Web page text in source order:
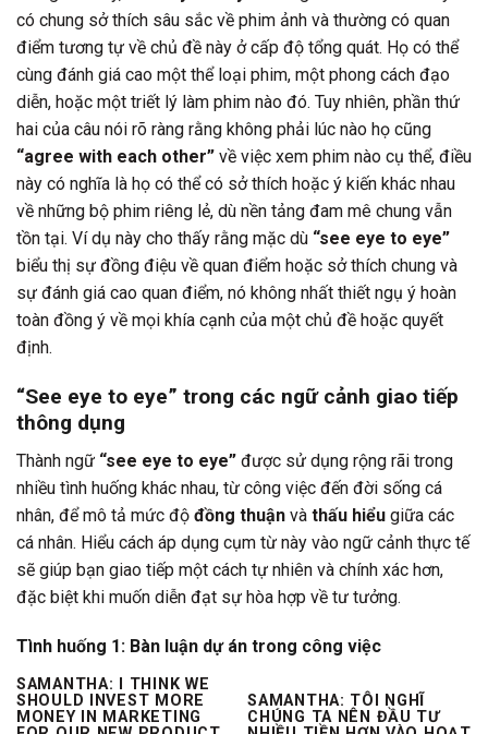
có chung sở thích sâu sắc về phim ảnh và thường có quan
điểm tương tự về chủ đề này ở cấp độ tổng quát. Họ có thể
cùng đánh giá cao một thể loại phim, một phong cách đạo
diễn, hoặc một triết lý làm phim nào đó. Tuy nhiên, phần thứ
hai của câu nói rõ ràng rằng không phải lúc nào họ cũng
“agree with each other” về việc xem phim nào cụ thể, điều
này có nghĩa là họ có thể có sở thích hoặc ý kiến khác nhau
về những bộ phim riêng lẻ, dù nền tảng đam mê chung vẫn
tồn tại. Ví dụ này cho thấy rằng mặc dù “see eye to eye”
biểu thị sự đồng điệu về quan điểm hoặc sở thích chung và
sự đánh giá cao quan điểm, nó không nhất thiết ngụ ý hoàn
toàn đồng ý về mọi khía cạnh của một chủ đề hoặc quyết
định.
“See eye to eye” trong các ngữ cảnh giao tiếp
thông dụng
Thành ngữ “see eye to eye” được sử dụng rộng rãi trong
nhiều tình huống khác nhau, từ công việc đến đời sống cá
nhân, để mô tả mức độ đồng thuận và thấu hiểu giữa các
cá nhân. Hiểu cách áp dụng cụm từ này vào ngữ cảnh thực tế
sẽ giúp bạn giao tiếp một cách tự nhiên và chính xác hơn,
đặc biệt khi muốn diễn đạt sự hòa hợp về tư tưởng.
Tình huống 1: Bàn luận dự án trong công việc
SAMANTHA: I THINK WE
SHOULD INVEST MORE
MONEY IN MARKETING
SAMANTHA: TÔI NGHĨ
CHÚNG TA NÊN ĐẦU TƯ